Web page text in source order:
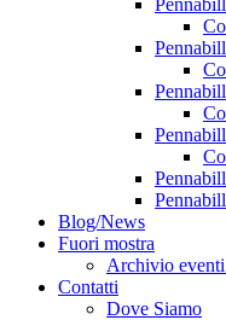
Blog/News
Fuori mostra
Archivio
Contatti
Dove Siamo